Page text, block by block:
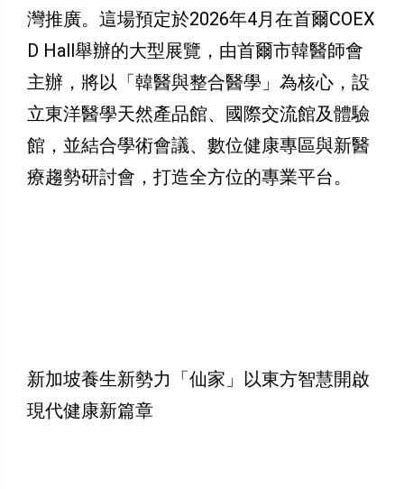
灣推廣。這場預定於2026年4月在首爾COEX
D Hall舉辦的大型展覽，由首爾市韓醫師會
主辦，將以「韓醫與整合醫學」為核心，設
立東洋醫學天然產品館、國際交流館及體驗
館，並結合學術會議、數位健康專區與新醫
療趨勢研討會，打造全方位的專業平台。
新加坡養生新勢力「仙家」以東方智慧開啟
現代健康新篇章